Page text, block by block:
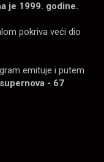
je 1999. godine.
pokriva veći dio
emituje i putem
- 67